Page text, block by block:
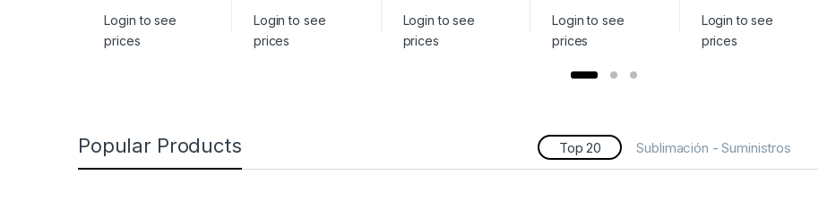
Login to see
prices
Login to see
prices
Login to see
prices
Login to see
prices
Login to see
prices
Popular Products Top 20 Sublimación - Suministros